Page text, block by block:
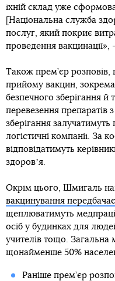
їхній склад уже
[Національна служба
послуг, який покриє
проведення вакцинації»,
Також прем’єр розповів,
прийому вакцин,
безпечного зберігання
перевезення препаратів
зберігання
логістичні компанії. За
відповідатимуть
здоровʼя.
Окрім цього, Шмигаль
вакцинування передбачає
щеплюватимуть
осіб у будинках для
учителів тощо.
щонайменше 50%
Раніше прем’єр